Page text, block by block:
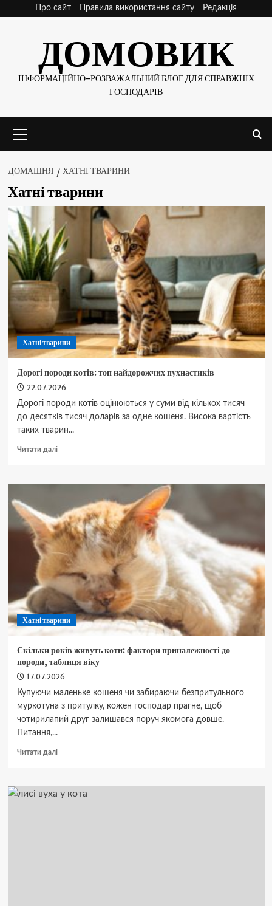
Про сайт Правила використання сайту Редакція
ДОМОВИК
ІНФОРМАЦІЙНО-РОЗВАЖАЛЬНИЙ БЛОГ ДЛЯ СПРАВЖНІХ
ГОСПОДАРІВ
меню
ДОМАШНЯ ХАТНІ ТВАРИНИ
Хатні тварини
Хатні тварини
Дорогі породи котів: топ найдорожчих пухнастиків
22.07.2026
Дорогі породи котів оцінюються у суми від кількох тисяч
до десятків тисяч доларів за одне кошеня. Висока вартість
таких тварин...
Читати даліДокладніше
породи
найдорожчих
пухнастиків
Хатні тварини
Скільки років живуть коти: фактори приналежності до
породи, таблиця віку
17.07.2026
Купуючи маленьке кошеня чи забираючи безпритульного
муркотуна з притулку, кожен господар прагне, щоб
чотирилапий друг залишався поруч якомога довше.
Питання,...
Читати даліДокладніше
років
живуть